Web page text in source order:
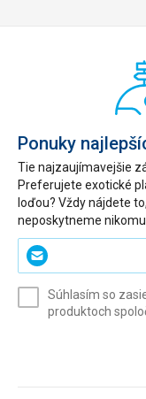
Ponuky
Tie najzaujímavejšie
Preferujete exotické
loďou? Vždy nájdete
neposkytneme nikomu
Zadajte
svoj
(povinné)
Súhlasím so
produktoch